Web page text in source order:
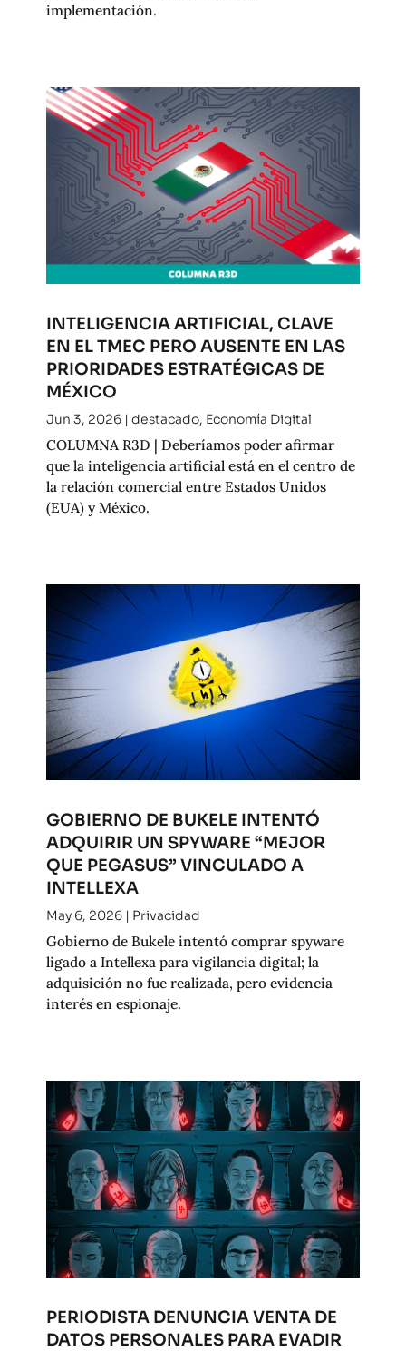
implementación.
INTELIGENCIA ARTIFICIAL, CLAVE
EN EL TMEC PERO AUSENTE EN LAS
PRIORIDADES ESTRATÉGICAS DE
MÉXICO
Jun 3, 2026| destacado, Economía Digital
COLUMNA R3D | Deberíamos poder afirmar
que la inteligencia artificial está en el centro de
la relación comercial entre Estados Unidos
(EUA) y México.
GOBIERNO DE BUKELE INTENTÓ
ADQUIRIR UN SPYWARE “MEJOR
QUE PEGASUS” VINCULADO A
INTELLEXA
May 6, 2026| Privacidad
Gobierno de Bukele intentó comprar spyware
ligado a Intellexa para vigilancia digital; la
adquisición no fue realizada, pero evidencia
interés en espionaje.
PERIODISTA DENUNCIA VENTA DE
DATOS PERSONALES PARA EVADIR